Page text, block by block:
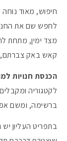
חיפוש, מאוד
לחפש שם את
מצד ימין, מתחת
קאש באק צברתם,
הכנסת חנויות
לקטגוריה
ברשימה, ומשם
בתפריט העליון